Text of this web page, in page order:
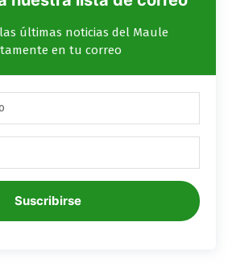
las últimas noticias del Maule
en tu correo
Suscribirse